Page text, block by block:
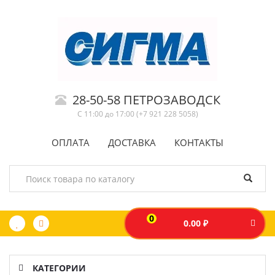
28-50-58 ПЕТРОЗАВОДСК
С 11:00 до 17:00 (+7 921 228 5058)
ОПЛАТА ДОСТАВКА КОНТАКТЫ
0 0.00 ₽
КАТЕГОРИИ